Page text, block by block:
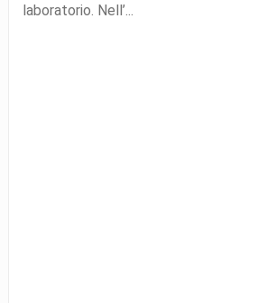
laboratorio. Nell’...